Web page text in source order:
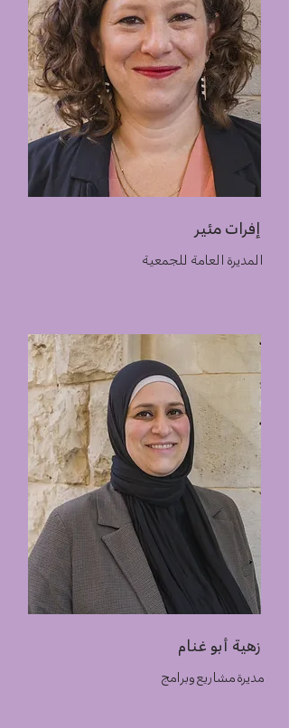
إفرات مئير
المديرة العامة للجمعية
زهية أبو غنام
مديرة مشاريع وبرامج